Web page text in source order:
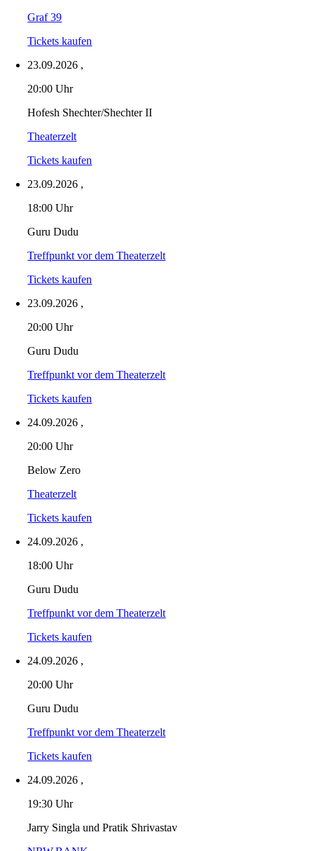
Graf 39
Tickets kaufen
23.09.2026 ,
20:00 Uhr
Hofesh Shechter/Shechter II
Theaterzelt
Tickets kaufen
23.09.2026 ,
18:00 Uhr
Guru Dudu
Treffpunkt vor dem Theaterzelt
Tickets kaufen
23.09.2026 ,
20:00 Uhr
Guru Dudu
Treffpunkt vor dem Theaterzelt
Tickets kaufen
24.09.2026 ,
20:00 Uhr
Below Zero
Theaterzelt
Tickets kaufen
24.09.2026 ,
18:00 Uhr
Guru Dudu
Treffpunkt vor dem Theaterzelt
Tickets kaufen
24.09.2026 ,
20:00 Uhr
Guru Dudu
Treffpunkt vor dem Theaterzelt
Tickets kaufen
24.09.2026 ,
19:30 Uhr
Jarry Singla und Pratik Shrivastav